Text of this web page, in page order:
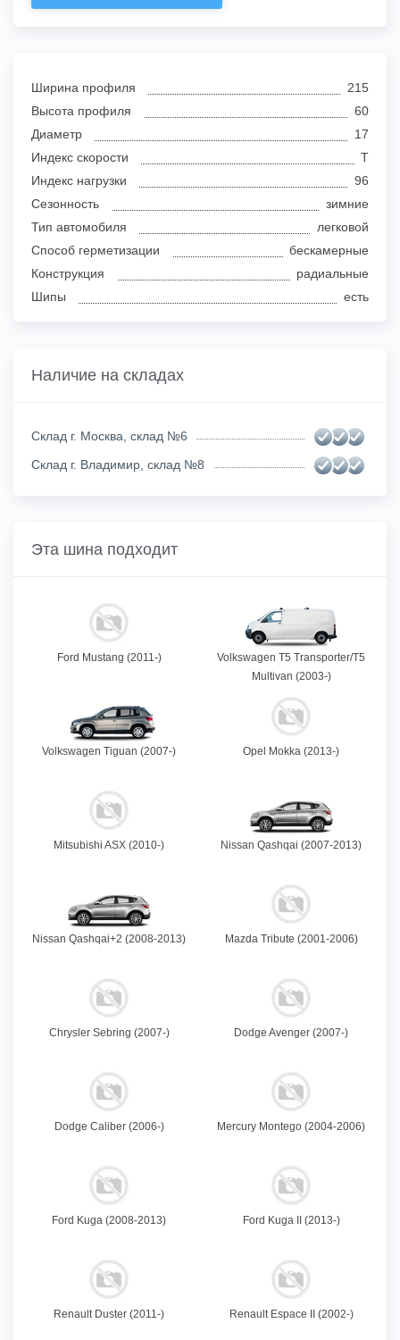
Ширина профиля
215
Высота профиля
60
Диаметр
17
Индекс скорости
T
Индекс нагрузки
96
Сезонность
зимние
Тип автомобиля
легковой
Способ герметизации
бескамерные
Конструкция
радиальные
Шипы
есть
Наличие на складах
Склад г. Москва, склад №6
Склад г. Владимир, склад №8
Эта шина подходит
Ford Mustang (2011-)
Volkswagen T5 Transporter/T5
Multivan (2003-)
Volkswagen Tiguan (2007-) Opel Mokka (2013-)
Mitsubishi ASX (2010-) Nissan Qashqai (2007-2013)
Nissan Qashqai+2 (2008-2013) Mazda Tribute (2001-2006)
Chrysler Sebring (2007-) Dodge Avenger (2007-)
Dodge Caliber (2006-) Mercury Montego (2004-2006)
Ford Kuga (2008-2013) Ford Kuga II (2013-)
Renault Duster (2011-) Renault Espace II (2002-)